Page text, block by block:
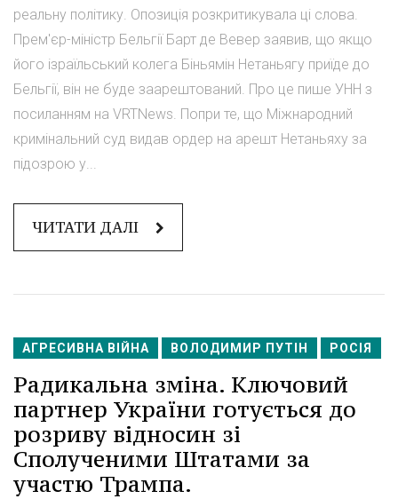
реальну політику. Опозиція розкритикувала ці слова.
Прем'єр-міністр Бельгії Барт де Вевер заявив, що якщо
його ізраїльський колега Біньямін Нетаньягу приїде до
Бельгії, він не буде заарештований. Про це пише УНН з
посиланням на VRTNews. Попри те, що Міжнародний
кримінальний суд видав ордер на арешт Нетаньяху за
підозрою у...
ЧИТАТИ ДАЛІ
АГРЕСИВНА ВІЙНА ВОЛОДИМИР ПУТІН РОСІЯ
Радикальна зміна. Ключовий
партнер України готується до
розриву відносин зі
Сполученими Штатами за
участю Трампа.